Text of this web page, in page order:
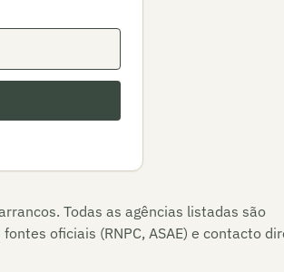
. Todas as agências listadas são
oficiais (RNPC, ASAE) e contacto